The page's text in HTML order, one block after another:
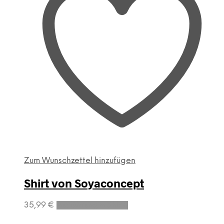
Zum Wunschzettel hinzufügen
Shirt von Soyaconcept
35,99 €
Dieses